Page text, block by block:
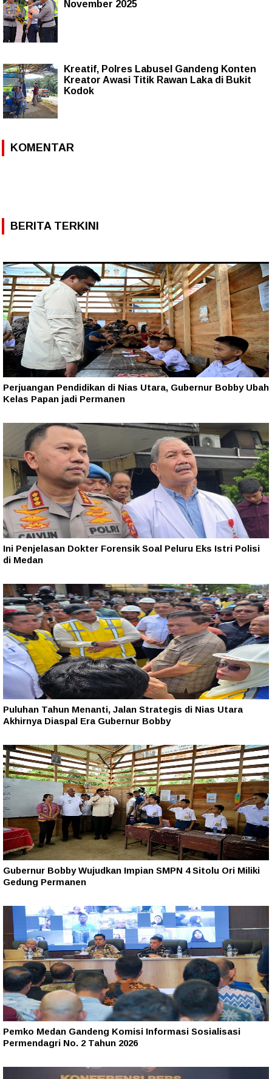
November 2025
Kreatif, Polres Labusel Gandeng Konten
Kreator Awasi Titik Rawan Laka di Bukit
Kodok
KOMENTAR
BERITA TERKINI
Perjuangan Pendidikan di Nias Utara, Gubernur Bobby Ubah
Kelas Papan jadi Permanen
Ini Penjelasan Dokter Forensik Soal Peluru Eks Istri Polisi
di Medan
Puluhan Tahun Menanti, Jalan Strategis di Nias Utara
Akhirnya Diaspal Era Gubernur Bobby
Gubernur Bobby Wujudkan Impian SMPN 4 Sitolu Ori Miliki
Gedung Permanen
Pemko Medan Gandeng Komisi Informasi Sosialisasi
Permendagri No. 2 Tahun 2026